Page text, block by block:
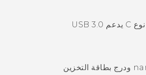
يدعم USB 3.0
ودرج بطاقة التخزين